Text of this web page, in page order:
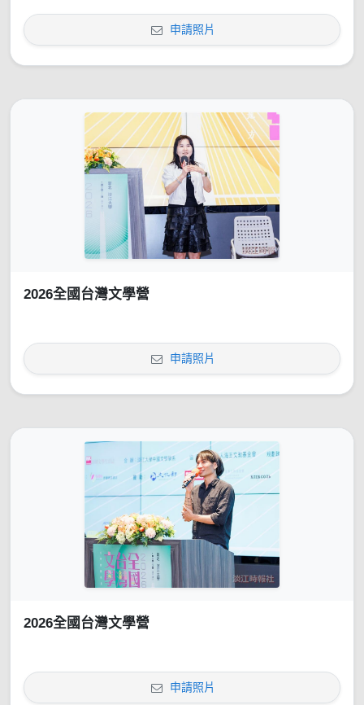
申請照片
2026全國台灣文學營
申請照片
2026全國台灣文學營
申請照片